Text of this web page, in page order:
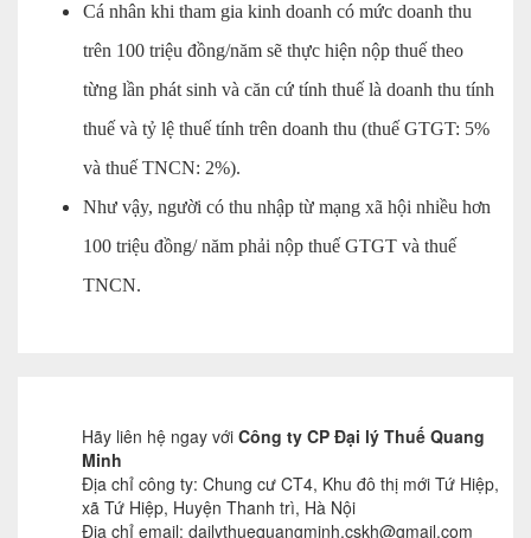
Hoàn thiện sổ sách và quyết toán thuế
Tư vấn tổ chức bộ máy kế toán
Cung cấp DV Kế toán trưởng và Kế toán
Cung cấp chữ ký số
Bảo hiểm Xã hội
Cá nhân khi tham gia kinh doanh có mức doanh thu
trên 100 triệu đồng/năm sẽ thực hiện nộp thuế theo
từng lần phát sinh và căn cứ tính thuế là doanh thu tính
thuế và tỷ lệ thuế tính trên doanh thu (thuế GTGT: 5%
và thuế TNCN: 2%).
Như vậy, người có thu nhập từ mạng xã hội nhiều hơn
100 triệu đồng/ năm phải nộp thuế GTGT và thuế
TNCN.
Hãy liên hệ ngay với Công ty CP Đại lý Thuế Quang
Minh
Địa chỉ công ty: Chung cư CT4, Khu đô thị mới Tứ Hiệp,
xã Tứ Hiệp, Huyện Thanh trì, Hà Nội
Địa chỉ email: dailythuequangminh.cskh@gmail.com